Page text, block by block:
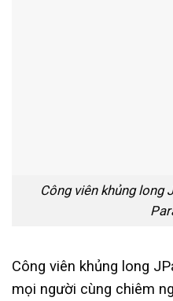
Công viên khủng long
Công viên khủng long
mọi người cùng chiêm